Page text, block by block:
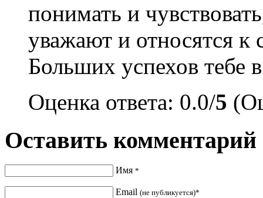
понимать и
уважают и относятся к
Больших успехов тебе
Оценка ответа: 0.0/5
Оставить комментарий
Имя *
Email (не публикуется)*